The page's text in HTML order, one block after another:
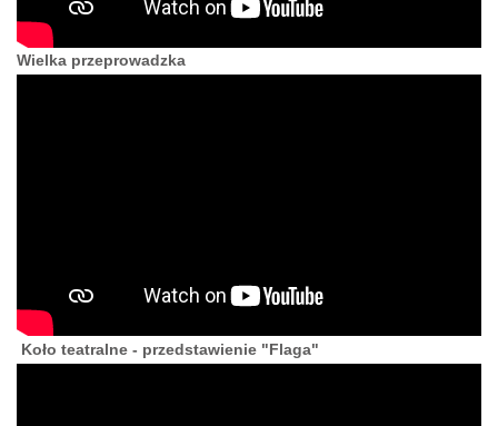
Wielka przeprowadzka
Koło teatralne - przedstawienie "Flaga"